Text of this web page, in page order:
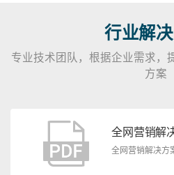
行业解
专业技术团队，根据企业需求，
方案
全网营销解
全网营销解决方